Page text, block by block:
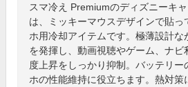
スマ冷え Premiumのディズニーキ
は、ミッキーマウスデザインで貼っ
ホ用冷却アイテムです。極薄設計
を発揮し、動画視聴やゲーム、ナビ
度上昇をしっかり抑制。バッテリー
ホの性能維持に役立ちます。熱対策